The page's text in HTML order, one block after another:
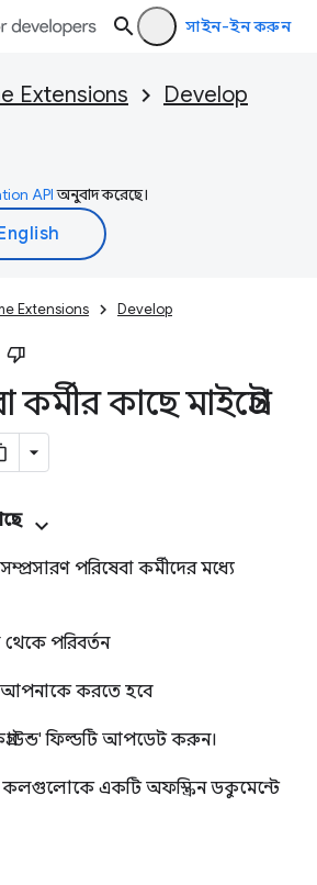
সাইন-ইন করুন
Extensions Develop
APIঅনুবাদ করেছে।
Extensions Develop
কাছে মাইগ্রেট
পরিষেবা কর্মীদের মধ্যে
পরিবর্তন
আপনাকে করতে হবে
ফিল্ডটি আপডেট করুন।
কলগুলোকে একটি অফস্ক্রিন ডকুমেন্টে